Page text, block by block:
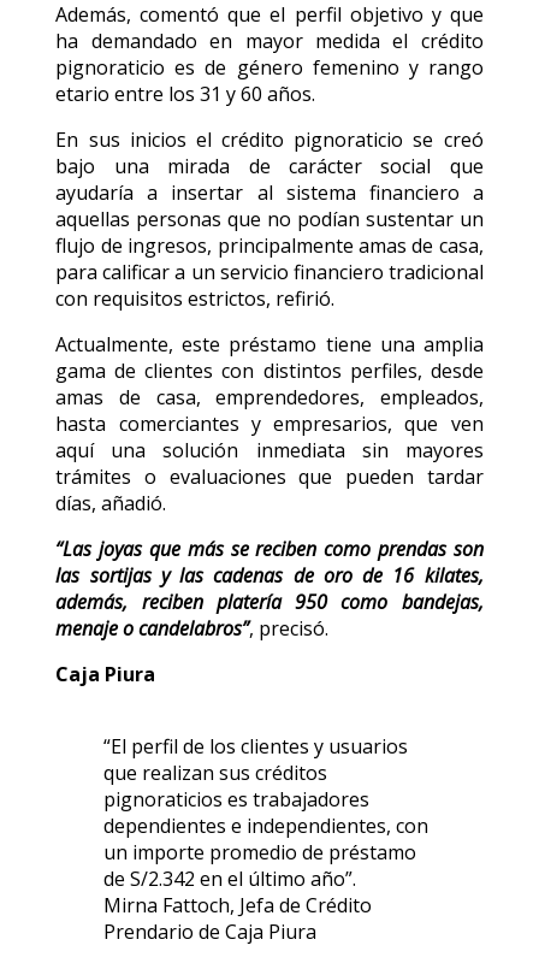
Además, comentó que el perfil objetivo y que
ha demandado en mayor medida el crédito
pignoraticio es de género femenino y rango
etario entre los 31 y 60 años.
En sus inicios el crédito pignoraticio se creó
bajo una mirada de carácter social que
ayudaría a insertar al sistema financiero a
aquellas personas que no podían sustentar un
flujo de ingresos, principalmente amas de casa,
para calificar a un servicio financiero tradicional
con requisitos estrictos, refirió.
Actualmente, este préstamo tiene una amplia
gama de clientes con distintos perfiles, desde
amas de casa, emprendedores, empleados,
hasta comerciantes y empresarios, que ven
aquí una solución inmediata sin mayores
trámites o evaluaciones que pueden tardar
días, añadió.
“Las joyas que más se reciben como prendas son
las sortijas y las cadenas de oro de 16 kilates,
además, reciben platería 950 como bandejas,
menaje o candelabros”, precisó.
Caja Piura
“El perfil de los clientes y usuarios
que realizan sus créditos
pignoraticios es trabajadores
dependientes e independientes, con
un importe promedio de préstamo
de S/2.342 en el último año”.
Mirna Fattoch, Jefa de Crédito
Prendario de Caja Piura